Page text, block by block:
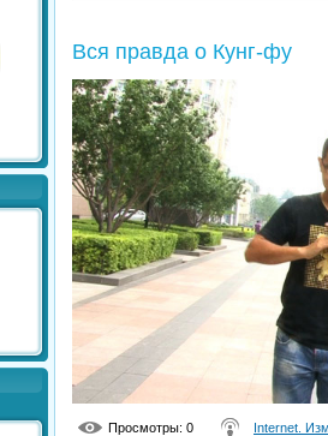
Вся правда о Кунг-фу
Просмотры: 0 Internet.